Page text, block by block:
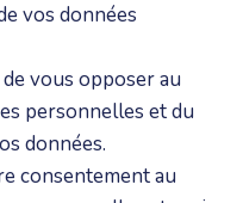
vos données
vous opposer au
personnelles et du
données.
consentement au